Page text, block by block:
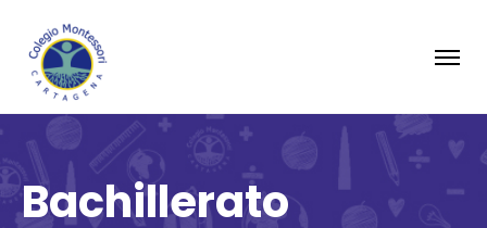
Bachillerato